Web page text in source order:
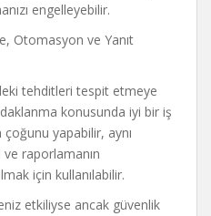
engelleyebilir.
Otomasyon ve Yanıt
tehditleri tespit etmeye
konusunda iyi bir iş
çoğunu yapabilir, aynı
raporlamanın
için kullanılabilir.
etkiliyse ancak güvenlik